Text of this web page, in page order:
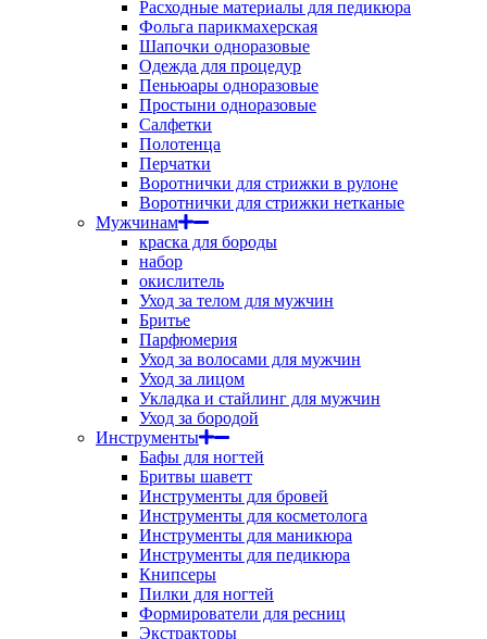
Расходные материалы для педикюра
Фольга парикмахерская
Шапочки одноразовые
Одежда для процедур
Пеньюары одноразовые
Простыни одноразовые
Салфетки
Полотенца
Перчатки
Воротнички для стрижки в рулоне
Воротнички для стрижки нетканые
Мужчинам
краска для бороды
набор
окислитель
Уход за телом для мужчин
Бритье
Парфюмерия
Уход за волосами для мужчин
Уход за лицом
Укладка и стайлинг для мужчин
Уход за бородой
Инструменты
Бафы для ногтей
Бритвы шаветт
Инструменты для бровей
Инструменты для косметолога
Инструменты для маникюра
Инструменты для педикюра
Книпсеры
Пилки для ногтей
Формирователи для ресниц
Экстракторы